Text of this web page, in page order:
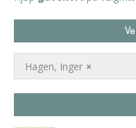
×
Hagen, Inger